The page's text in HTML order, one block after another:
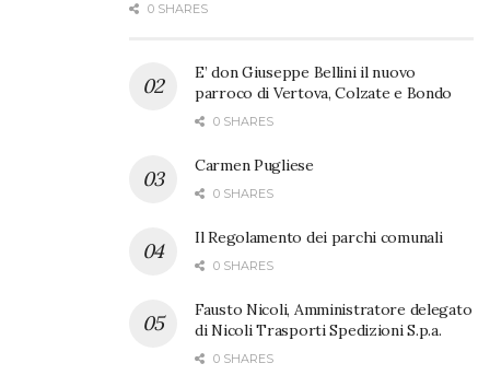
0 SHARES
E’ don Giuseppe Bellini il nuovo
parroco di Vertova, Colzate e Bondo
0 SHARES
Carmen Pugliese
0 SHARES
Il Regolamento dei parchi comunali
0 SHARES
Fausto Nicoli, Amministratore delegato
di Nicoli Trasporti Spedizioni S.p.a.
0 SHARES